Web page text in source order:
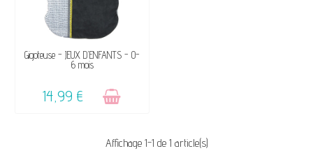
VENDU, VICTIME DE SON
SUCCÈS ☺
Gigoteuse - JEUX D'ENFANTS - 0-
6 mois
14,99 €
Affichage 1-1 de 1 article(s)